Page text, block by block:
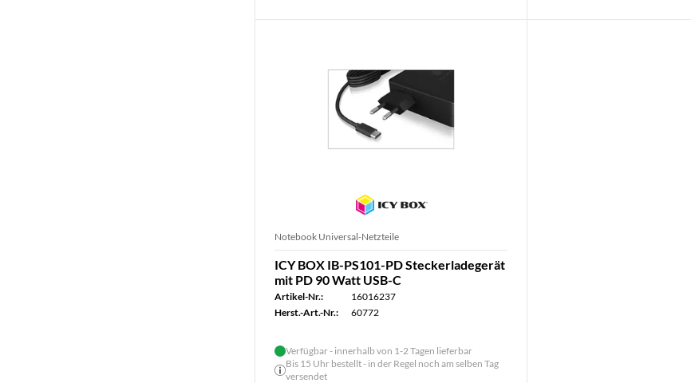
Notebook Universal-Netzteile
ICY BOX IB-PS101-PD Steckerladegerät
mit PD 90 Watt USB-C
Artikel-Nr.:
16016237
Herst.-Art.-Nr.:
60772
Verfügbar - innerhalb von 1-2 Tagen lieferbar
Bis 15 Uhr bestellt - in der Regel noch am selben Tag
versendet